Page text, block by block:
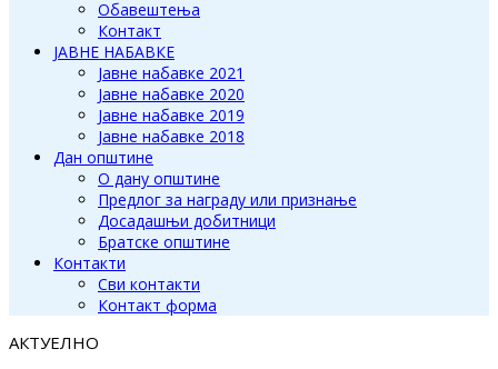
Обавештења
Контакт
ЈАВНЕ НАБАВКЕ
Јавне набавке 2021
Јавне набавке 2020
Јавне набавке 2019
Јавне набавке 2018
Дан општине
О дану општине
Предлог за награду или признање
Досадашњи добитници
Братске општине
Контакти
Сви контакти
Контакт форма
АКТУЕЛНО